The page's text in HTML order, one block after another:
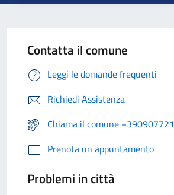
Contatta il comune
Leggi le domande frequenti
Richiedi Assistenza
Chiama il comune +390907721
Prenota un appuntamento
Problemi in città